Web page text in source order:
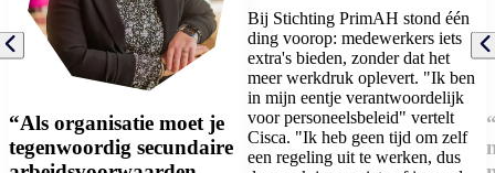
“Als organisatie moet je
tegenwoordig secundaire
Bij Stichting PrimAH stond één
ding voorop: medewerkers iets
extra's bieden, zonder dat het
meer werkdruk oplevert. "Ik ben
in mijn eentje verantwoordelijk
voor personeelsbeleid" vertelt
Cisca. "Ik heb geen tijd om zelf
een regeling uit te werken, dus